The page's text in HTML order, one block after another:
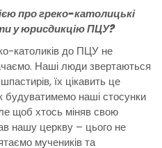
про греко-католицькі
у юрисдикцію ПЦУ?
католиків до ПЦУ не
Наші люди звертаються
їх цікавить це
наші стосунки
щоб хтось міняв свою
нашу церкву – цього не
мучеників та